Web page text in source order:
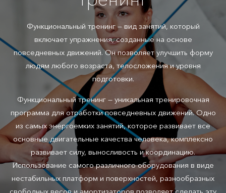
Функциональный тренинг — вид занятий, который
включает упражнения, созданные на основе
повседневных движений. Он позволяет улучшить форму
людям любого возраста, телосложения и уровня
подготовки.
Функциональный тренинг — уникальная тренировочная
программа для отработки повседневных движений. Одно
из самых энергоемких занятий, которое развивает все
основные двигательные качества человека, комплексно
развивает силу, выносливость и координацию.
Использование самого различного оборудования в виде
нестабильных платформ и поверхностей, разнообразных